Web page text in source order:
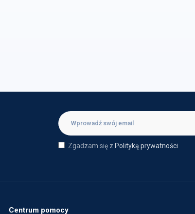
Zgadzam się z Polityką prywatności
Centrum pomocy